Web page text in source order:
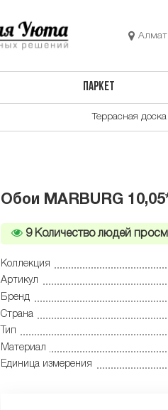
ПАРКЕТ
Террасная доска
Обои MARBURG
9Количество людей
Коллекция
Артикул
Бренд
Страна
Тип
Материал
Единица измерения